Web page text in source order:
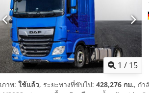
1 / 15
าพ: ใช้แล้ว, ระยะทางที่ขับไป: 428,276 กม., กำ